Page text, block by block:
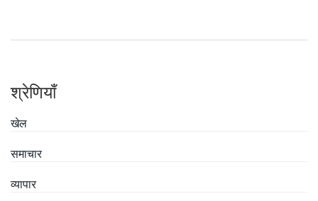
श्रेणियाँ
खेल
समाचार
व्यापार